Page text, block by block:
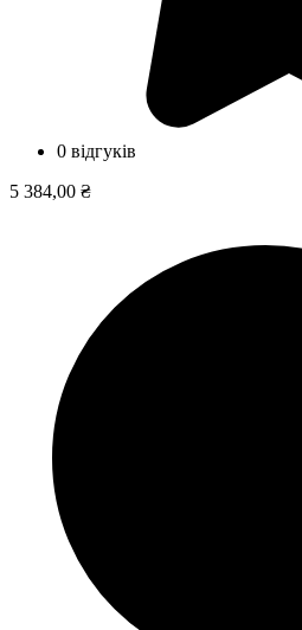
0 відгуків
5 384,00 ₴